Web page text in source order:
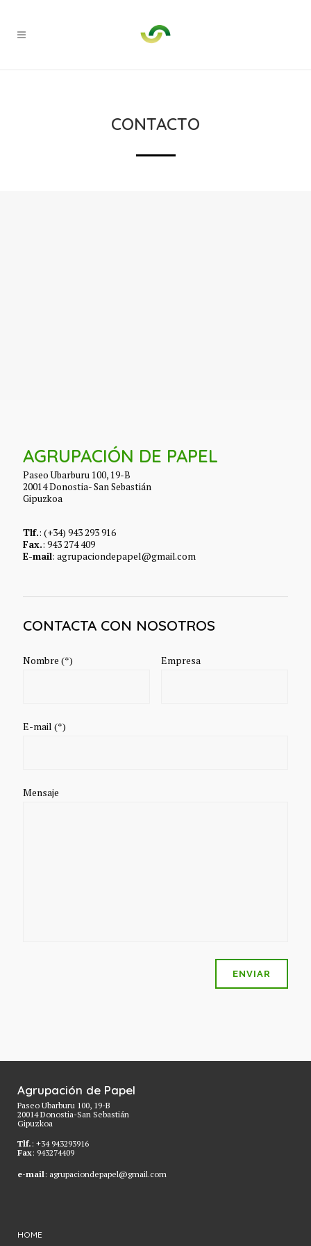
CONTACTO
AGRUPACIÓN DE PAPEL
Paseo Ubarburu 100, 19-B
20014 Donostia- San Sebastián
Gipuzkoa
Tlf.: (+34) 943 293 916
Fax.: 943 274 409
E-mail: agrupaciondepapel@gmail.com
CONTACTA CON NOSOTROS
Nombre (*) Empresa
E-mail (*)
Mensaje
Agrupación de Papel
Paseo Ubarburu 100, 19-B
20014 Donostia-San Sebastián
Gipuzkoa
Tlf. : +34 943293916
Fax: 943274409
e-mail: agrupaciondepapel@gmail.com
HOME